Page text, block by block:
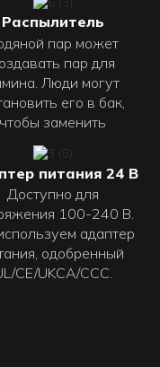
Распылитель
пар может
пар для
Люди могут
его в бак,
чтобы заменить
питания 24 В
Доступно для
100-240 В.
адаптер
одобренный
CE/UKCA/CCC.